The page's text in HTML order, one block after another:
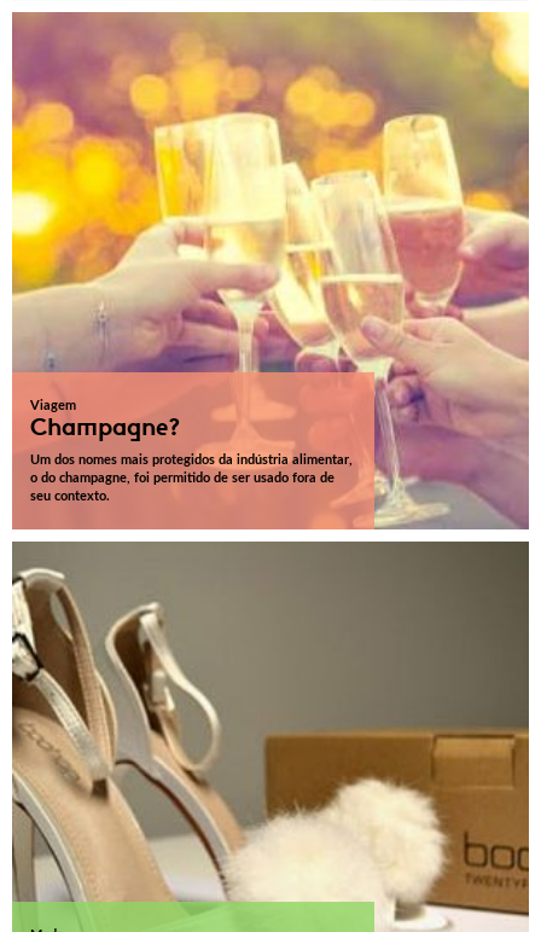
Viagem
Champagne?
Um dos nomes mais protegidos da indústria alimentar,
o do champagne, foi permitido de ser usado fora de
seu contexto.